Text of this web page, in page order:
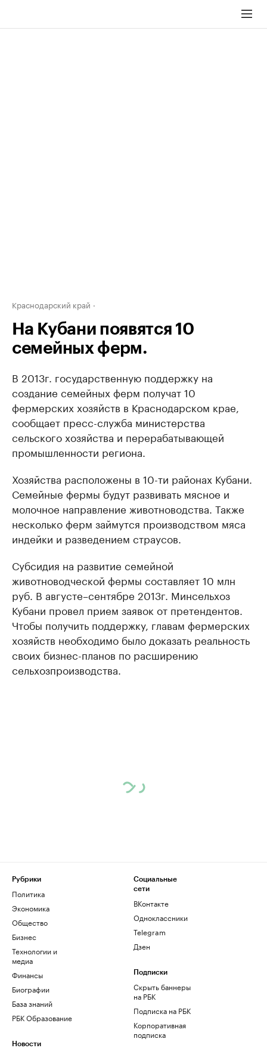
Краснодарский край
На Кубани появятся 10
семейных ферм.
В 2013г. государственную поддержку на
создание семейных ферм получат 10
фермерских хозяйств в Краснодарском крае,
сообщает пресс-служба министерства
сельского хозяйства и перерабатывающей
промышленности региона.
Хозяйства расположены в 10-ти районах Кубани.
Семейные фермы будут развивать мясное и
молочное направление животноводства. Также
несколько ферм займутся производством мяса
индейки и разведением страусов.
Субсидия на развитие семейной
животноводческой фермы составляет 10 млн
руб. В августе–сентябре 2013г. Минсельхоз
Кубани провел прием заявок от претендентов.
Чтобы получить поддержку, главам фермерских
хозяйств необходимо было доказать реальность
своих бизнес-планов по расширению
сельхозпроизводства.
Рубрики
Политика
Экономика
Общество
Бизнес
Технологии и
медиа
Финансы
Биографии
База знаний
РБК Образование
Новости
Социальные
сети
ВКонтакте
Одноклассники
Telegram
Дзен
Подписки
Скрыть баннеры
на РБК
Подписка на РБК
Корпоративная
подписка